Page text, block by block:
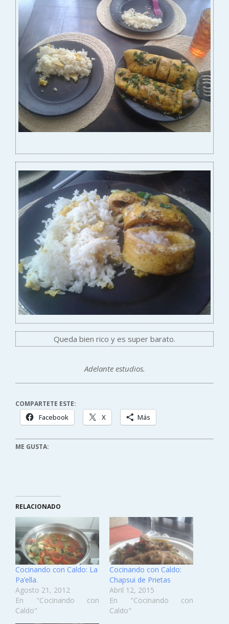
Queda bien rico y es super barato.
Adelante estudios.
COMPARTETE ESTE:
Facebook X Más
ME GUSTA:
RELACIONADO
Cocinando con Caldo: La
Pa’ella.
Agosto 21, 2012
En "Cocinando con
Caldo"
Cocinando con Caldo:
Chapsui de Prietas
Abril 12, 2015
En "Cocinando con
Caldo"